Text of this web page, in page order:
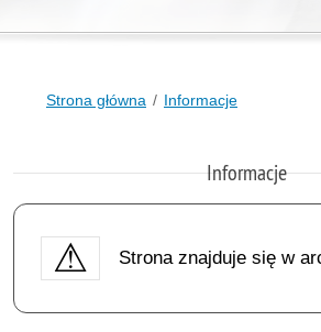
Strona główna Informacje
Informacje
Strona znajduje się w